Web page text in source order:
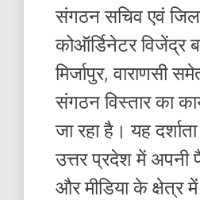
संगठन सचिव एवं
कोऑर्डिनेटर विजेंद्र
मिर्जापुर, वाराणसी
संगठन विस्तार का
जा रहा है। यह
उत्तर प्रदेश में
और मीडिया के क्षेत्र